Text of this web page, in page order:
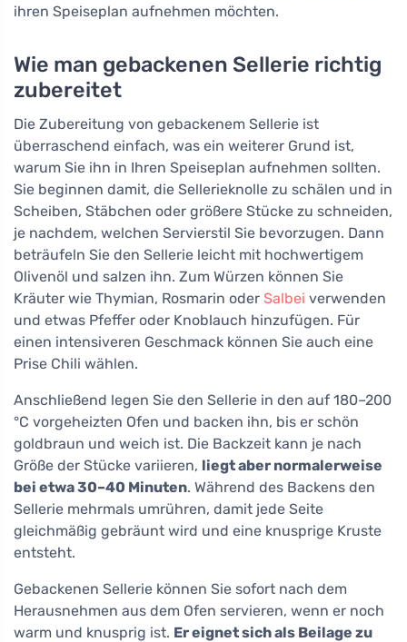
ihren Speiseplan aufnehmen möchten.
Wie man gebackenen Sellerie richtig
zubereitet
Die Zubereitung von gebackenem Sellerie ist
überraschend einfach, was ein weiterer Grund ist,
warum Sie ihn in Ihren Speiseplan aufnehmen sollten.
Sie beginnen damit, die Sellerieknolle zu schälen und in
Scheiben, Stäbchen oder größere Stücke zu schneiden,
je nachdem, welchen Servierstil Sie bevorzugen. Dann
beträufeln Sie den Sellerie leicht mit hochwertigem
Olivenöl und salzen ihn. Zum Würzen können Sie
Kräuter wie Thymian, Rosmarin oder Salbei verwenden
und etwas Pfeffer oder Knoblauch hinzufügen. Für
einen intensiveren Geschmack können Sie auch eine
Prise Chili wählen.
Anschließend legen Sie den Sellerie in den auf 180–200
°C vorgeheizten Ofen und backen ihn, bis er schön
goldbraun und weich ist. Die Backzeit kann je nach
Größe der Stücke variieren, liegt aber normalerweise
bei etwa 30–40 Minuten. Während des Backens den
Sellerie mehrmals umrühren, damit jede Seite
gleichmäßig gebräunt wird und eine knusprige Kruste
entsteht.
Gebackenen Sellerie können Sie sofort nach dem
Herausnehmen aus dem Ofen servieren, wenn er noch
warm und knusprig ist. Er eignet sich als Beilage zu